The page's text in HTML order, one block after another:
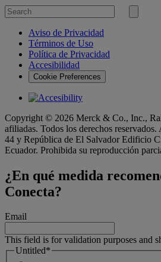
Search
for
Submit
Aviso de Privacidad
Términos de Uso
Política de Privacidad
Accesibilidad
Cookie Preferences
Copyright © 2026 Merck & Co., Inc.,
afiliadas. Todos los derechos
44 y República de El Salvador Edificio
Ecuador. Prohibida su reproducción
¿En qué medida
Conecta?
Email
This field is for validation purposes and
Untitled*